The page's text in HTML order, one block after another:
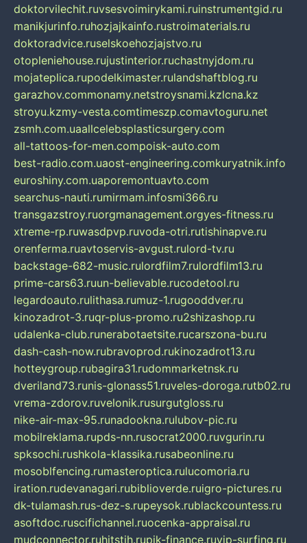
doktorvilechit.ruvsesvoimirykami.ruinstrumentgid.ru
manikjurinfo.ruhozjajkainfo.rustroimaterials.ru
doktoradvice.ruselskoehozjajstvo.ru
otopleniehouse.rujustinterior.ruchastnyjdom.ru
mojateplica.rupodelkimaster.rulandshaftblog.ru
garazhov.commonamy.netstroysnami.kzlcna.kz
stroyu.kzmy-vesta.comtimeszp.comavtoguru.net
zsmh.com.uaallcelebsplasticsurgery.com
all-tattoos-for-men.compoisk-auto.com
best-radio.com.uaost-engineering.comkuryatnik.info
euroshiny.com.uaporemontuavto.com
searchus-nauti.rumirmam.infosmi366.ru
transgazstroy.ruorgmanagement.orgyes-fitness.ru
xtreme-rp.ruwasdpvp.ruvoda-otri.rutishinapve.ru
orenferma.ruavtoservis-avgust.rulord-tv.ru
backstage-682-music.rulordfilm7.rulordfilm13.ru
prime-cars63.ruun-believable.rucodetool.ru
legardoauto.rulithasa.rumuz-1.rugooddver.ru
kinozadrot-3.ruqr-plus-promo.ru2shizashop.ru
udalenka-club.runerabotaetsite.rucarszona-bu.ru
dash-cash-now.rubravoprod.rukinozadrot13.ru
hotteygroup.rubagira31.rudommarketnsk.ru
dveriland73.runis-glonass51.ruveles-doroga.rutb02.ru
vrema-zdorov.ruvelonik.rusurgutgloss.ru
nike-air-max-95.runadookna.rulubov-pic.ru
mobilreklama.rupds-nn.rusocrat2000.ruvgurin.ru
spksochi.rushkola-klassika.rusabeonline.ru
mosoblfencing.rumasteroptica.rulucomoria.ru
iration.rudevanagari.rubiblioverde.ruigro-pictures.ru
dk-tulamash.rus-dez-s.rupeysok.rublackcountess.ru
asoftdoc.ruscifichannel.ruocenka-appraisal.ru
mudconnector.ruhitstih.rupik-finance.ruvip-surfing.ru